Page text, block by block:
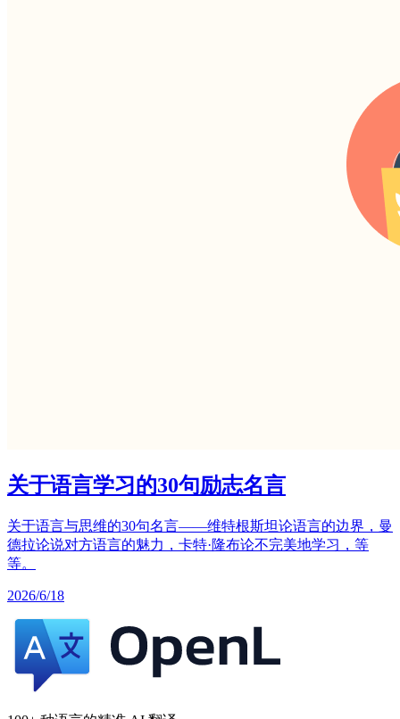
关于语言学习的30句励志名言
关于语言与思维的30句名言——维特根斯坦论语言的边界，曼
德拉论说对方语言的魅力，卡特·隆布论不完美地学习，等
等。
2026/6/18